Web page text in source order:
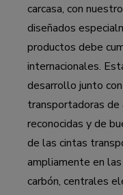
Cintas
Correas
acero
Cinturones de
Cinturones sin fin
carcasa, con
diseñados
productos debe
internacionales.
desarrollo junto
transportadoras de
reconocidas y de
de las cintas
ampliamente en las
carbón, centrales